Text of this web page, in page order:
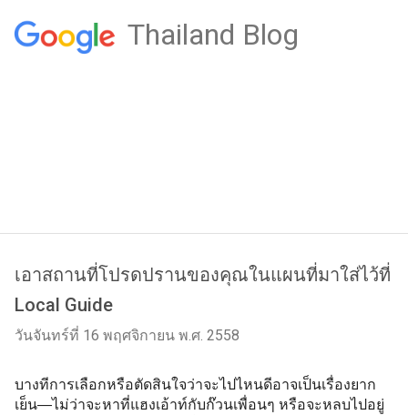
Thailand Blog
เอาสถานที่โปรดปรานของคุณในแผนที่มาใส่ไว้ที่
Local Guide
วันจันทร์ที่ 16 พฤศจิกายน พ.ศ. 2558
บางทีการเลือกหรือตัดสินใจว่าจะไปไหนดีอาจเป็นเรื่องยาก
เย็น—ไม่ว่าจะหาที่แฮงเอ้าท์กับก๊วนเพื่อนๆ หรือจะหลบไปอยู่